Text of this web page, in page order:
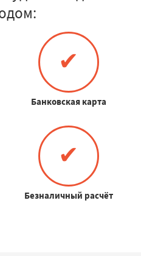
✔
Банковская карта
✔
Безналичный расчёт